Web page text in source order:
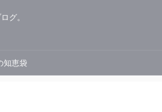
グ。
知恵袋